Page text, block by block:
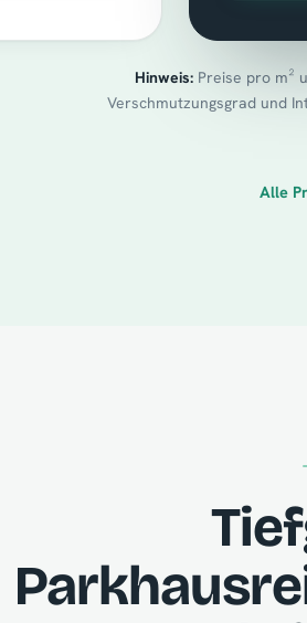
Hinweis:Preise pro m²
Verschmutzungsgrad und
Alle